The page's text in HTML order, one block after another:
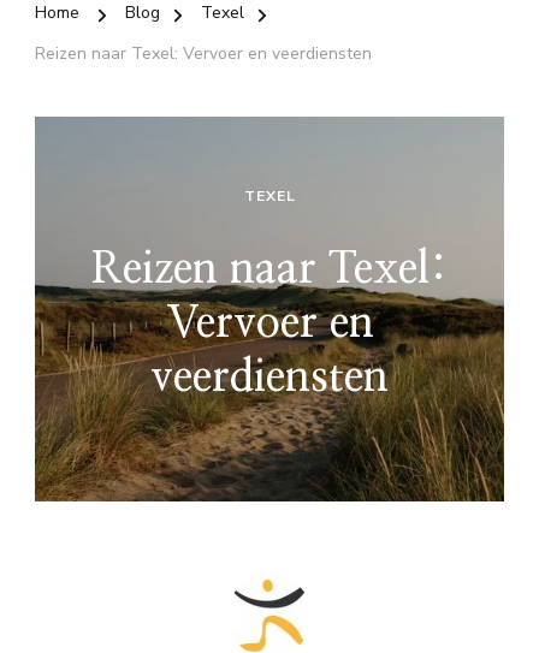
Home Blog
Texel
Reizen naar Texel: Vervoer en veerdiensten
TEXEL
Reizen naar Texel:
Vervoer en
veerdiensten